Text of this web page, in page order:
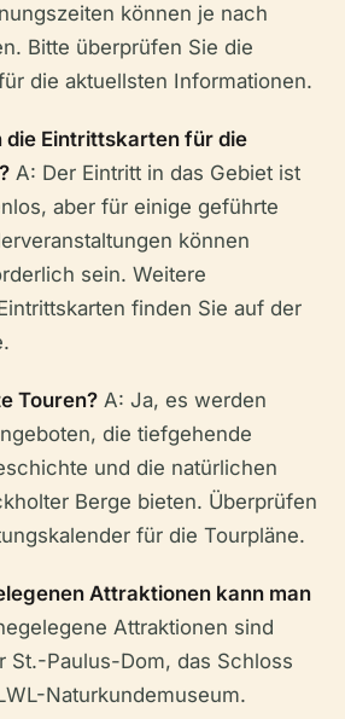
können je nach
Bitte überprüfen Sie die
die aktuellsten Informationen.
die Eintrittskarten für die
A: Der Eintritt in das Gebiet ist
aber für einige geführte
können
sein. Weitere
finden Sie auf der
Touren? A: Ja, es werden
die tiefgehende
und die natürlichen
Berge bieten. Überprüfen
für die Tourpläne.
Attraktionen kann man
Attraktionen sind
St.-Paulus-Dom, das Schloss
Naturkundemuseum.